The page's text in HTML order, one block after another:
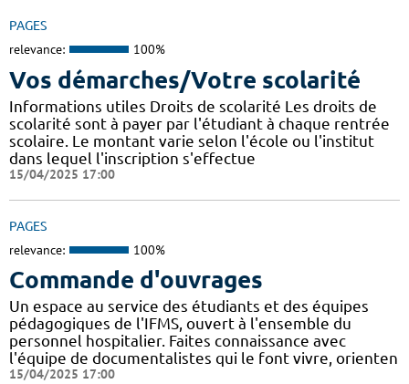
PAGES
relevance: 100%
Vos démarches/Votre scolarité
Informations utiles Droits de scolarité Les droits de
scolarité sont à payer par l'étudiant à chaque rentrée
scolaire. Le montant varie selon l'école ou l'institut
dans lequel l'inscription s'effectue
15/04/2025 17:00
PAGES
relevance: 100%
Commande d'ouvrages
Un espace au service des étudiants et des équipes
pédagogiques de l'IFMS, ouvert à l'ensemble du
personnel hospitalier. Faites connaissance avec
l'équipe de documentalistes qui le font vivre, orienten
15/04/2025 17:00